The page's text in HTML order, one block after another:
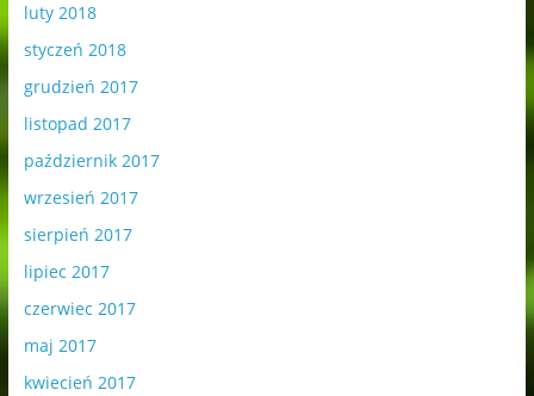
luty 2018
styczeń 2018
grudzień 2017
listopad 2017
październik 2017
wrzesień 2017
sierpień 2017
lipiec 2017
czerwiec 2017
maj 2017
kwiecień 2017